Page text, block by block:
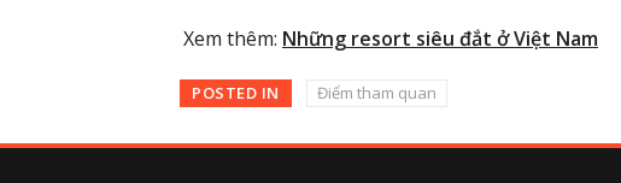
Xem thêm: Những resort siêu đắt ở Việt Nam
POSTED IN Điểm tham quan